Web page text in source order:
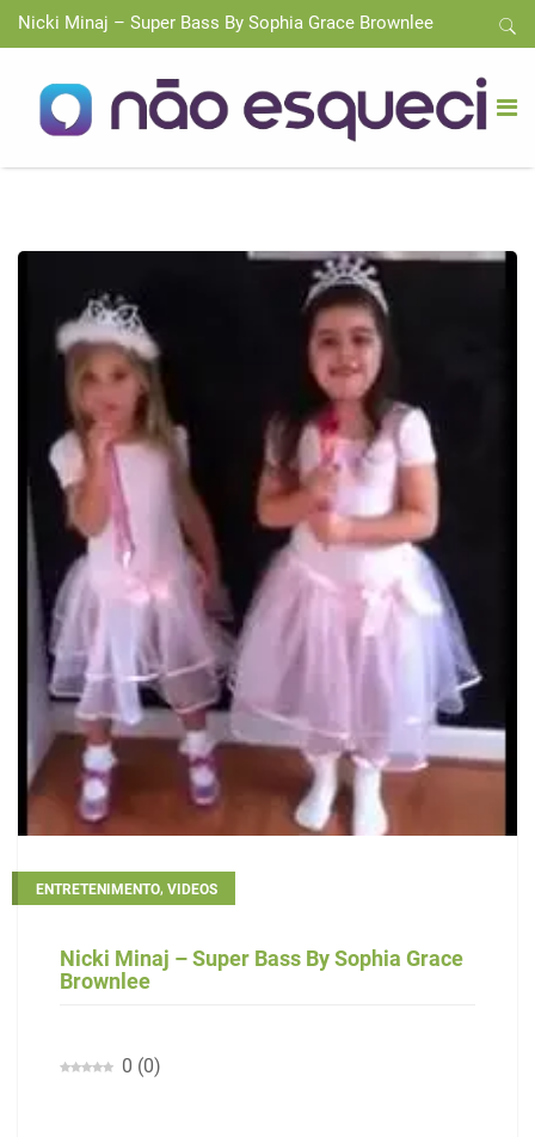
Nicki Minaj – Super Bass By Sophia Grace Brownlee
ENTRETENIMENTO, VIDEOS
Nicki Minaj – Super Bass By Sophia Grace
Brownlee
0 (0)